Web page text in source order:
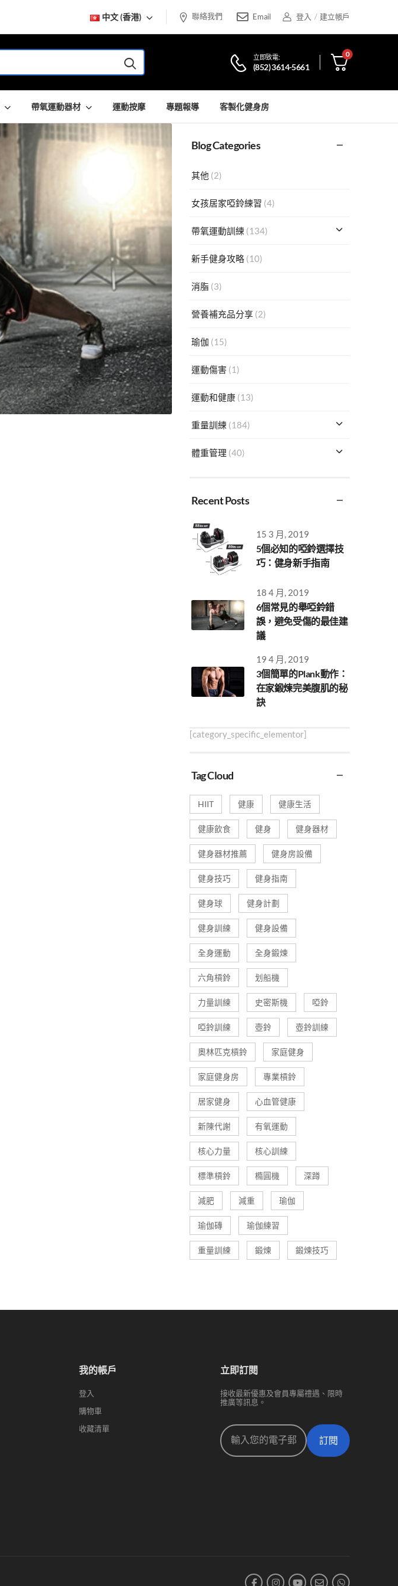
中文 (香港) 聯絡我們 Email 登入 / 建立帳戶
立即致電:
(852) 3614-5661
0
帶氧運動器材 運動按摩 專題報導 客製化健身房
Blog Categories
其他 (2)
女孩居家啞鈴練習 (4)
帶氧運動訓練 (134)
新手健身攻略(10)
消脂 (3)
營養補充品分享 (2)
瑜伽 (15)
運動傷害 (1)
運動和健康(13)
重量訓練 (184)
體重管理 (40)
Recent Posts
15 3 月, 2019
5個必知的啞鈴選擇技
巧：健身新手指南
18 4 月, 2019
6個常見的舉啞鈴錯
誤，避免受傷的最佳建
議
19 4 月, 2019
3個簡單的Plank動作：
在家鍛煉完美腹肌的秘
訣
[category_specific_elementor]
Tag Cloud
HIIT 健康 健康生活
健康飲食 健身 健身器材
健身器材推薦 健身房設備
健身技巧 健身指南
健身球 健身計劃
健身訓練 健身設備
全身運動 全身鍛煉
六角槓鈴 划船機
力量訓練 史密斯機 啞鈴
啞鈴訓練 壺鈴 壺鈴訓練
奧林匹克槓鈴 家庭健身
家庭健身房 專業槓鈴
居家健身 心血管健康
新陳代謝 有氧運動
核心力量 核心訓練
標準槓鈴 橢圓機 深蹲
減肥 減重 瑜伽
瑜伽磚 瑜伽練習
重量訓練 鍛煉 鍛煉技巧
我的帳戶
登入
購物車
收藏清單
立即訂閱
接收最新優惠及會員專屬禮遇、限時
推廣等訊息。
訂閱